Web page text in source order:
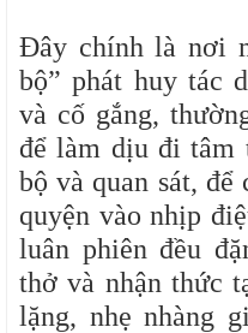
Đây chính là nơi
bộ” phát huy tác
và cố gắng,
để làm dịu đi tâm
bộ và quan sát, để
quyện vào nhịp
luân phiên đều
thở và nhận thức
lặng, nhẹ nhàng